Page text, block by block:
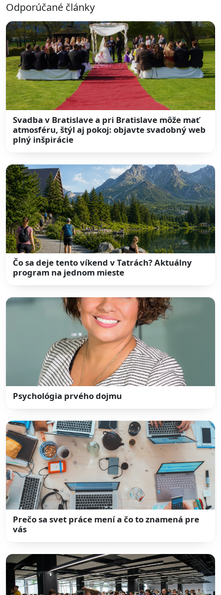
Odporúčané články
Svadba v Bratislave a pri Bratislave môže mať
atmosféru, štýl aj pokoj: objavte svadobný web
plný inšpirácie
Čo sa deje tento víkend v Tatrách? Aktuálny
program na jednom mieste
Psychológia prvého dojmu
Prečo sa svet práce mení a čo to znamená pre
vás